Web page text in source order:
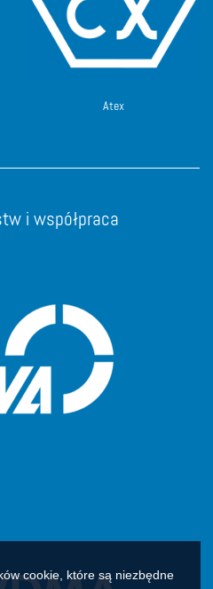
cookie, które są niezbędne
Atex
i współpraca